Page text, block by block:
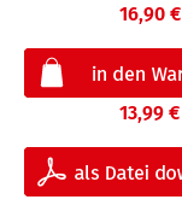
16,90 €
13,99 €